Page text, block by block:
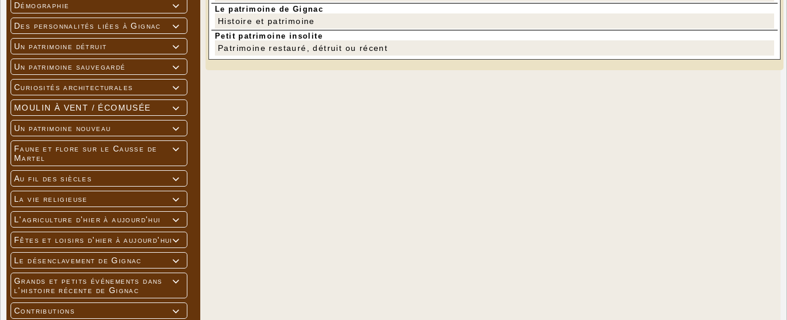

Démographie

Des personnalités liées à Gignac

Un patrimoine détruit

Un patrimoine sauvegardé

Curiosités architecturales

MOULIN À VENT / ÉCOMUSÉE

Un patrimoine nouveau

Faune et flore sur le Causse de
Martel

Au fil des siècles

La vie religieuse

L'agriculture d'hier à aujourd'hui

Fêtes et loisirs d'hier à aujourd'hui

Le désenclavement de Gignac

Grands et petits événements dans
l'histoire récente de Gignac

Contributions
Le patrimoine de Gignac
Histoire et patrimoine
Petit patrimoine insolite
Patrimoine restauré, détruit ou récent